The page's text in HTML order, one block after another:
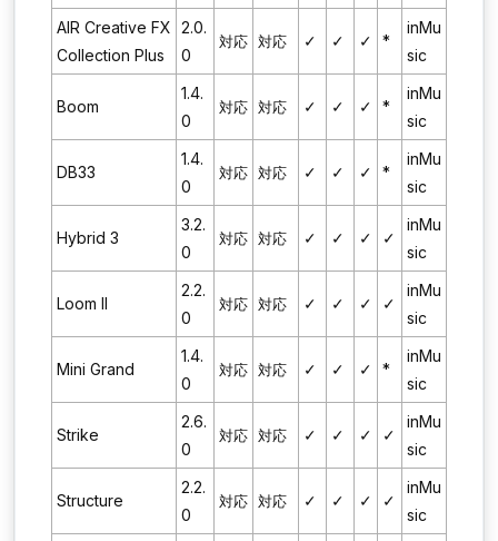
AIR Creative FX
Collection Plus
2.0.
0
対応 対応 ✓ ✓ ✓ *
inMu
sic
Boom
1.4.
0
対応 対応 ✓ ✓ ✓ *
inMu
sic
DB33
1.4.
0
対応 対応 ✓ ✓ ✓ *
inMu
sic
Hybrid 3
3.2.
0
対応 対応 ✓ ✓ ✓ ✓
inMu
sic
Loom II
2.2.
0
対応 対応 ✓ ✓ ✓ ✓
inMu
sic
Mini Grand
1.4.
0
対応 対応 ✓ ✓ ✓ *
inMu
sic
Strike
2.6.
0
対応 対応 ✓ ✓ ✓ ✓
inMu
sic
Structure
2.2.
0
対応 対応 ✓ ✓ ✓ ✓
inMu
sic